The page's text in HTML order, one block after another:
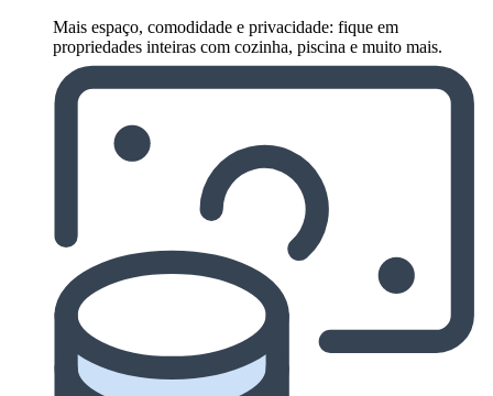
Mais espaço, comodidade e privacidade: fique em
propriedades inteiras com cozinha, piscina e muito mais.